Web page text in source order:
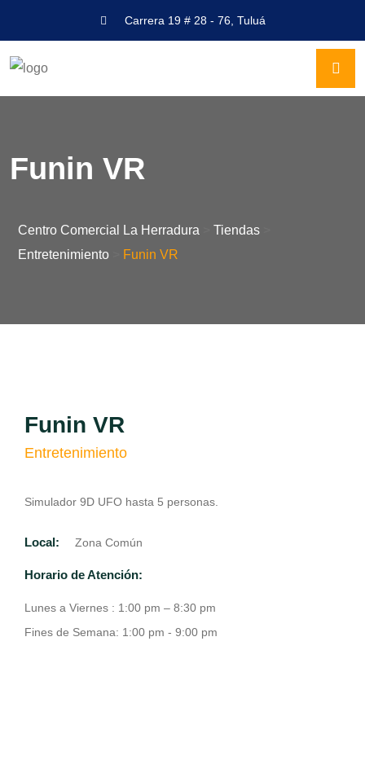
Carrera 19 # 28 - 76, Tuluá
Funin VR
Centro Comercial La Herradura Tiendas
Entretenimiento
Funin VR
Funin VR
Entretenimiento
Simulador 9D UFO hasta 5 personas.
Local: Zona Común
Horario de Atención:
Lunes a Viernes : 1:00 pm – 8:30 pm
Fines de Semana: 1:00 pm - 9:00 pm